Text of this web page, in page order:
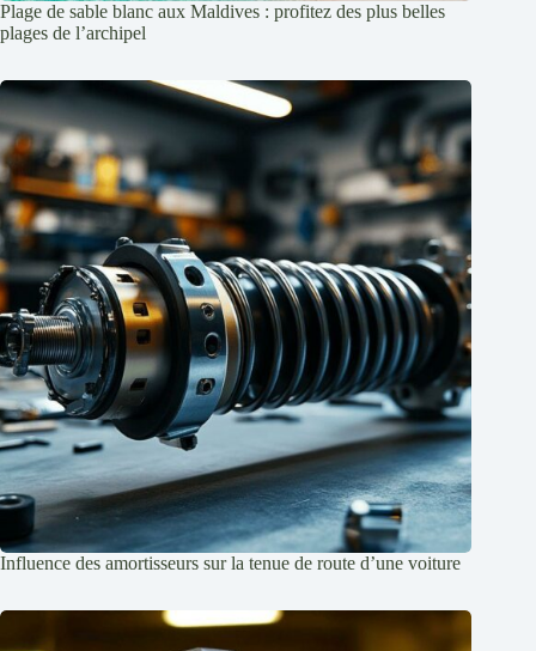
Plage de sable blanc aux Maldives : profitez des plus belles
plages de l’archipel
Influence des amortisseurs sur la tenue de route d’une voiture